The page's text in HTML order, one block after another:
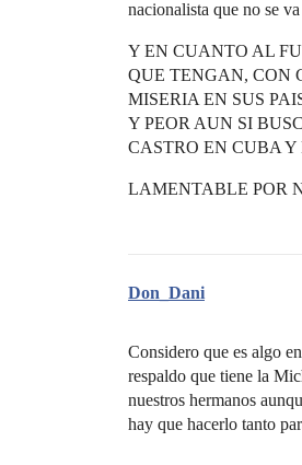
nacionalista que no se
Y EN CUANTO AL
QUE TENGAN, CON
MISERIA EN SUS
Y PEOR AUN SI
CASTRO EN CUBA
LAMENTABLE POR
Don_Dani
Considero que es algo
respaldo que tiene la
nuestros hermanos
hay que hacerlo tanto